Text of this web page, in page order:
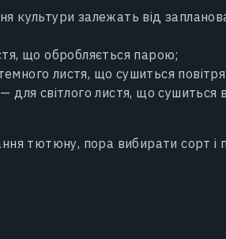
культури залежать від
що обробляється парою;
листя, що сушиться
для світлого листя, що сушиться
тютюну, пора вибирати сорт і